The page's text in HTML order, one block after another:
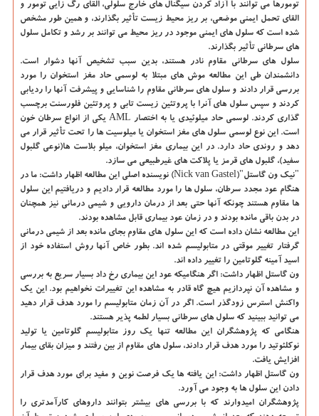
تومورها می توانند با آزاد کردن سیگنال های خارج سلولی، القای رگ زایی تومور و
القای تحمل ایمنی موضعی، بر ریز محیط زیست تأثیر بگذارند، و همین طور مشخص
شده است که سلول های ایمنی موجود در ریز محیط می توانند بر رشد و تکامل سلول
های سرطانی تأثیر بگذارند.
سلول های سرطانی مقاوم نادر هستند، بدین سبب تشخیص آنها دشوار است.
دانشمندان طی این مطالعه موش های مبتلا به لوسمی حاد مغز استخوان را مورد
بررسی قرار دادند و سلول های سرطانی مقاوم را شناسایی و پیشرفت آنها را ردیابی
کردند و سپس سلول های آنرا با پروتئین زیست تابی و پروتئین فلورسنت برچسب
گذاری کردند. لوسمی حاد میلوئیدی یا به اختصار AML یکی از انواع سرطان خون
است. این نوع لوسمی سلول های مغز استخوان یا میلوسیت ها را تحت تأثیر قرار می
دهد و روندی حاد دارد. در این بیماری مغز استخوان، میلو بلاست ها(نوعی گلبول
سفید)، گلبول های قرمز یا پلاکت های غیرطبیعی می سازد.
"نیک ون گاستل"(Nick van Gastel) نویسنده اصلی این مطالعه اظهار داشت: ما در
هنگام عود مجدد سرطان، سلول ها را مورد مطالعه قرار دادیم و دریافتیم این سلول
ها مقاوم هستند چونکه آنها حتی بعد از درمان دارویی و شیمی درمانی نیز همچنان
در بدن باقی مانده بودند و در زمان عود بیماری قابل مشاهده بودند.
این مطالعه نشان داده است که این سلول های مقاوم بجای مانده بعد از شیمی درمانی
گرفتار تغییر موقتی در متابولیسم شده اند. بطور خاص آنها روش استفاده خود از
اسید آمینه گلوتامین را تغییر داده اند.
ون گاستل اظهار داشت: اگر هنگامیکه عود این بیماری رخ داد بسیار سریع به بررسی
و مشاهده آن نپردازیم هیچ گاه قادر به مشاهده این تغییرات نخواهیم بود. این یک
واکنش استرس زودگذر است. اگر در آن زمان متابولیسم را مورد هدف قرار دهید
می توانید ببینید که سلول های سرطانی بسیار لطمه پذیر هستند.
هنگامی که پژوهشگران این مطالعه تنها یک روز متابولیسم گلوتامین یا تولید
نوکلئوتید را مورد هدف قرار دادند، سلول های مقاوم از بین رفتند و میزان بقای بیمار
افزایش یافت.
ون گاستل اظهار داشت: این یافته ها یک فرصت نوین و مفید برای مورد هدف قرار
دادن این سلول ها به وجود می آورد.
پژوهشگران امیدوارند که با بررسی های بیشتر بتوانند داروهای کارآمدتری را